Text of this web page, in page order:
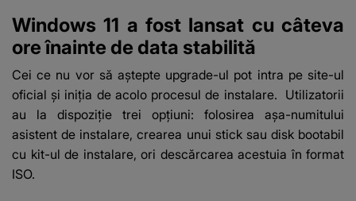
Windows 11 a fost lansat cu câteva
ore înainte de data stabilită
Cei ce nu vor să aștepte upgrade-ul pot intra pe site-ul
oficial şi iniţia de acolo procesul de instalare. Utilizatorii
au la dispoziție trei opțiuni: folosirea aşa-numitului
asistent de instalare, crearea unui stick sau disk bootabil
cu kit-ul de instalare, ori descărcarea acestuia în format
ISO.